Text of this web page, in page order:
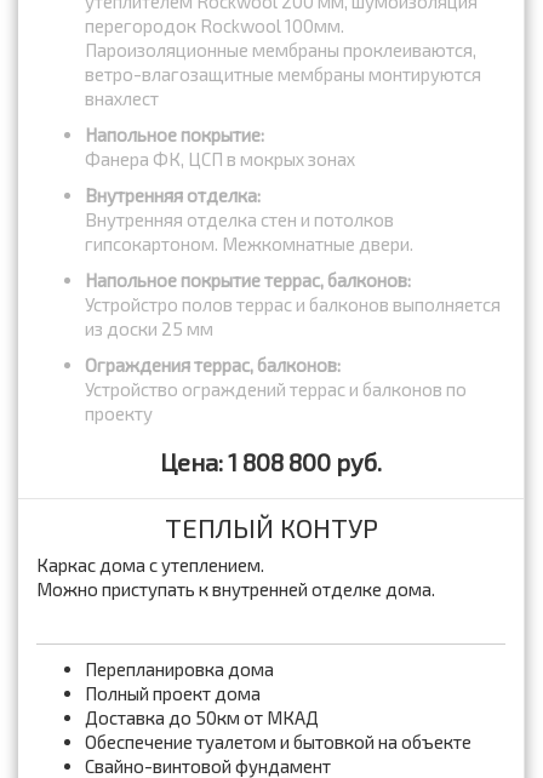
перегородок Rockwool 100мм.
Пароизоляционные мембраны проклеиваются,
ветро-влагозащитные мембраны монтируются
внахлест
Напольное покрытие:
Фанера ФК, ЦСП в мокрых зонах
Внутренняя отделка:
Внутренняя отделка стен и потолков
гипсокартоном. Межкомнатные двери.
Напольное покрытие террас, балконов:
Устройстро полов террас и балконов выполняется
из доски 25 мм
Ограждения террас, балконов:
Устройство ограждений террас и балконов по
проекту
Цена: 1 808 800 руб.
ТЕПЛЫЙ КОНТУР
Каркас дома с утеплением.
Можно приступать к внутренней отделке дома.
Перепланировка дома
Полный проект дома
Доставка до 50км от МКАД
Обеспечение туалетом и бытовкой на объекте
Свайно-винтовой фундамент